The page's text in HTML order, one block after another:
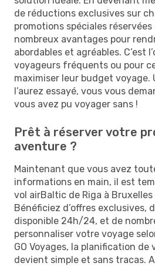
de réductions exclusives sur
promotions spéciales
nombreux avantages pour
abordables et agréables. C’est
voyageurs fréquents ou pour
maximiser leur budget voyage.
l’aurez essayé, vous vous
vous avez pu voyager sans !
Prêt à réserver votre
aventure ?
Maintenant que vous avez
informations en main, il est
vol airBaltic de Riga à
Bénéficiez d’offres exclusives,
disponible 24h/24, et de
personnaliser votre voyage
GO Voyages, la planification de
devient simple et sans tracas.